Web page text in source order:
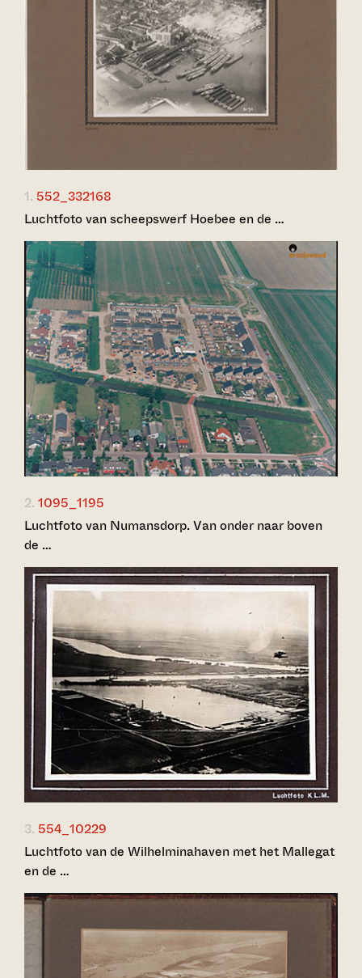
1. 552_332168
Luchtfoto van scheepswerf Hoebee en de …
2. 1095_1195
Luchtfoto van Numansdorp. Van onder naar boven
de …
3. 554_10229
Luchtfoto van de Wilhelminahaven met het Mallegat
en de …